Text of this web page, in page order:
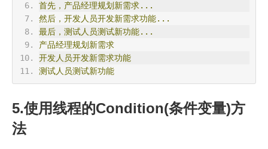
首先，产品经理规划新需求...
然后，开发人员开发新需求功能...
最后，测试人员测试新功能...
产品经理规划新需求
开发人员开发新需求功能
测试人员测试新功能
5.使用线程的Condition(条件变量)方
法